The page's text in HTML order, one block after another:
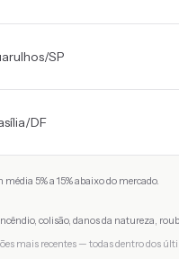
/SP
/DF
5% a 15% abaixo do mercado.
colisão, danos da natureza,
mais recentes — todas dentro dos